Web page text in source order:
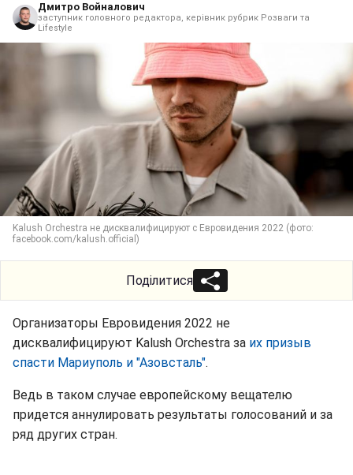
Дмитро Войналович
заступник головного редактора, керівник рубрик Розваги та
Lifestyle
Kalush Orchestra не дисквалифицируют с Евровидения 2022 (фото:
facebook.com/kalush.official)
Поділитися
Организаторы Евровидения 2022 не
дисквалифицируют Kalush Orchestra за их призыв
спасти Мариуполь и "Азовсталь".
Ведь в таком случае европейскому вещателю
придется аннулировать результаты голосований и за
ряд других стран.